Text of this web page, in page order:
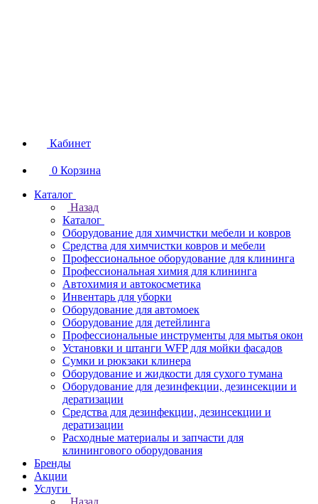
Кабинет
0 Корзина
Каталог
Назад
Каталог
Оборудование для химчистки мебели и ковров
Средства для химчистки ковров и мебели
Профессиональное оборудование для клининга
Профессиональная химия для клининга
Автохимия и автокосметика
Инвентарь для уборки
Оборудование для автомоек
Оборудование для детейлинга
Профессиональные инструменты для мытья окон
Установки и штанги WFP для мойки фасадов
Сумки и рюкзаки клинера
Оборудование и жидкости для сухого тумана
Оборудование для дезинфекции, дезинсекции и
дератизации
Средства для дезинфекции, дезинсекции и
дератизации
Расходные материалы и запчасти для
клинингового оборудования
Бренды
Акции
Услуги
Назад